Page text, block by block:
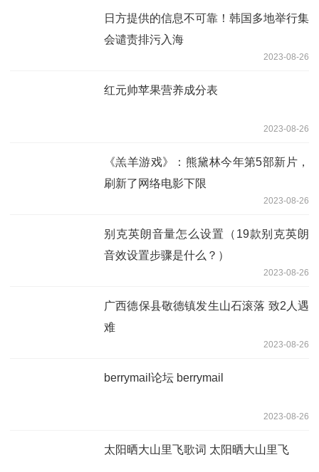
日方提供的信息不可靠！韩国多地举行集
会谴责排污入海
2023-08-26
红元帅苹果营养成分表
2023-08-26
《羔羊游戏》：熊黛林今年第5部新片，
刷新了网络电影下限
2023-08-26
别克英朗音量怎么设置（19款别克英朗
音效设置步骤是什么？）
2023-08-26
广西德保县敬德镇发生山石滚落 致2人遇
难
2023-08-26
berrymail论坛 berrymail
2023-08-26
太阳晒大山里飞歌词 太阳晒大山里飞